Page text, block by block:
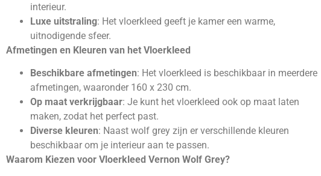
interieur.
Luxe uitstraling: Het vloerkleed geeft je kamer een warme,
uitnodigende sfeer.
Afmetingen en Kleuren van het Vloerkleed
Beschikbare afmetingen: Het vloerkleed is beschikbaar in meerdere
afmetingen, waaronder 160 x 230 cm.
Op maat verkrijgbaar: Je kunt het vloerkleed ook op maat laten
maken, zodat het perfect past.
Diverse kleuren: Naast wolf grey zijn er verschillende kleuren
beschikbaar om je interieur aan te passen.
Waarom Kiezen voor Vloerkleed Vernon Wolf Grey?